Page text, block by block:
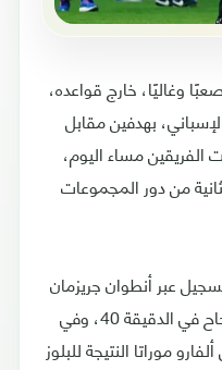
وغاليًا، خارج قواعده،
بهدفين مقابل
مساء اليوم،
من دور المجموعات
عبر أنطوان جريزمان
من ضربة جزاء سددها الفرنسي بنجاح في الدقيقة 40، وفي
موراتا النتيجة للبلوز